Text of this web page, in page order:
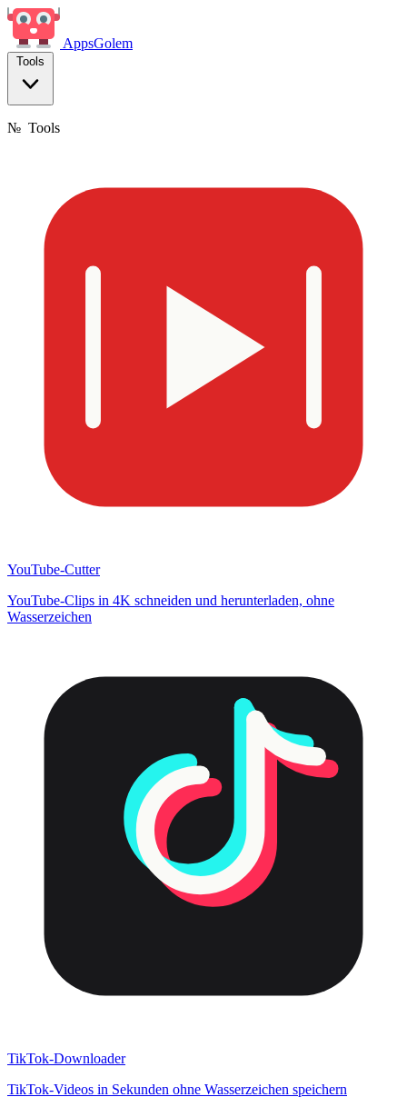
AppsGolem
Tools
№ Tools
YouTube-Cutter
YouTube-Clips in 4K schneiden und herunterladen, ohne
Wasserzeichen
TikTok-Downloader
TikTok-Videos in Sekunden ohne Wasserzeichen speichern